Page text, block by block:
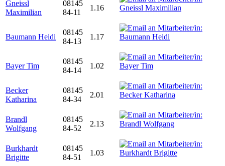
Gneissl
Maximilian
08145
84-11
1.16
Baumann Heidi
08145
84-13
1.17
Bayer Tim
08145
84-14
1.02
Becker
Katharina
08145
84-34
2.01
Brandl
Wolfgang
08145
84-52
2.13
Burkhardt
Brigitte
08145
84-51
1.03